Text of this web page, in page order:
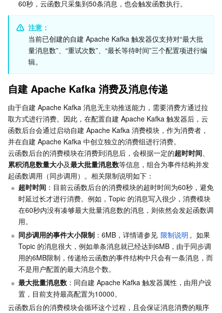
大模型服务平台 TokenHub
消息队列 MQTT 版
消息队列 CMQ 版
实时互动-教育版
实时互动-工业能源版
媒体包装
媒体传输
直播录制
媒体处理
媒体处理
视频终端SDK
腾讯特效 SDK
腾讯健康组学平台
数智医疗影像平台
智能导诊
智能预问诊
云资源管理
API
SDK
智能顾问
云资源自动化 for Terraform
访问管理
操作审计
开发者工具
云市场
云原生构建
腾讯云代码分析
腾讯云超级应用服务
Low Code
云开发 CloudBase
监控与运维
应用性能监控
前端性能监控
云拨测
云迁移
云 API
腾讯云命令行工具
软件产品公告专区
软件产品生命周期公告
专有云软件
腾讯专有云企业版 TCE
腾讯云数据库
60秒，云函数只采集到50条消息，也会触发函数执行。
注意：
当前已创建的自建 Apache Kafka 触发器仅支持对“最大批
量消息数”、“重试次数”、“最长等待时间”三个配置项进行编
辑。
自建 Apache Kafka 消费及消息传递
由于自建 Apache Kafka 消息无主动推送能力，需要消费方通过拉
取方式进行消费。因此，在配置自建 Apache Kafka 触发器后，云
函数后台会通过启动自建 Apache Kafka 消费模块，作为消费者，
并在自建 Apache Kafka 中创立独立的消费组进行消费。
云函数后台的消费模块在消费到消息后，会根据一定的超时时间、
累积消息数量大小及最大批量消息数等信息，组合为事件结构并发
起函数调用（同步调用）。相关限制说明如下：
超时时间 ：目前云函数后台的消费模块的超时时间为60秒，避免
时延过长才进行消费。例如，Topic 的消息写入很少，消费模块
在60秒内没有凑够最大批量消息数的消息，则依然会发起函数调
用。
同步调用的事件大小限制 ：6MB，详情请参见 限制说明 。如果
Topic 的消息很大，例如单条消息就已经达到6MB，由于同步调
用的6MB限制，传递给云函数的事件结构中只会有一条消息，而
不是用户配置的最大消息个数。
最大批量消息数 ：同自建 Apache Kafka 触发器属性，由用户设
置，目前支持最高配置为10000。
云函数后台的消费模块会循环这个过程，且会保证消息消费的顺序